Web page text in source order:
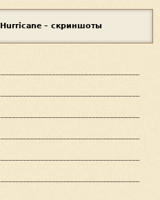
Hurricane – скриншоты